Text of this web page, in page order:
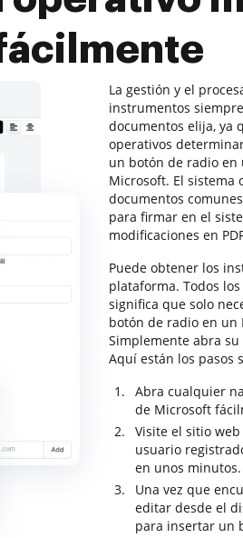
La gestión y el
instrumentos
documentos elija, ya
operativos
un botón de radio en
Microsoft. El sistema
documentos
para firmar en el
modificaciones en
Puede obtener los
plataforma. Todos
significa que solo
botón de radio en un
Simplemente abra
Aquí están los pasos
Abra cualquier
de Microsoft
Visite el sitio
usuario
en unos minutos.
Una vez que
editar desde el
para insertar un